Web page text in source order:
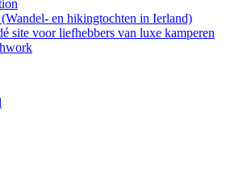
en hikingtochten in Ierland)
site voor liefhebbers van luxe kamperen